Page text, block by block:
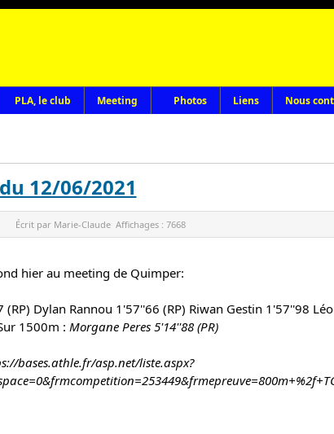
PLA, le club Meeting Photos Liens Nous
12/06/2021
Écrit par Marie-Claude Affichages : 7668
hier au meeting de Quimper:
(RP) Dylan Rannou 1'57''66 (RP) Riwan Gestin 1'57''98
1500m : Morgane Peres 5'14''88 (PR)
bases.athle.fr/asp.net/liste.aspx?